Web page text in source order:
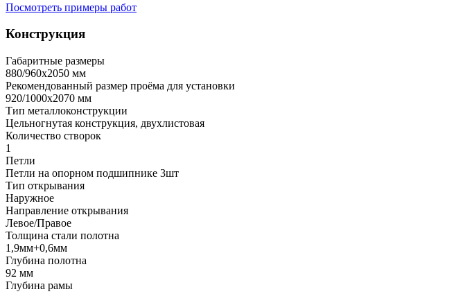
Посмотреть примеры работ
Конструкция
Габаритные размеры
880/960х2050 мм
Рекомендованный размер проёма для установки
920/1000х2070 мм
Тип металлоконструкции
Цельногнутая конструкция, двухлистовая
Количество створок
1
Петли
Петли на опорном подшипнике 3шт
Тип открывания
Наружное
Направление открывания
Левое/Правое
Толщина стали полотна
1,9мм+0,6мм
Глубина полотна
92 мм
Глубина рамы